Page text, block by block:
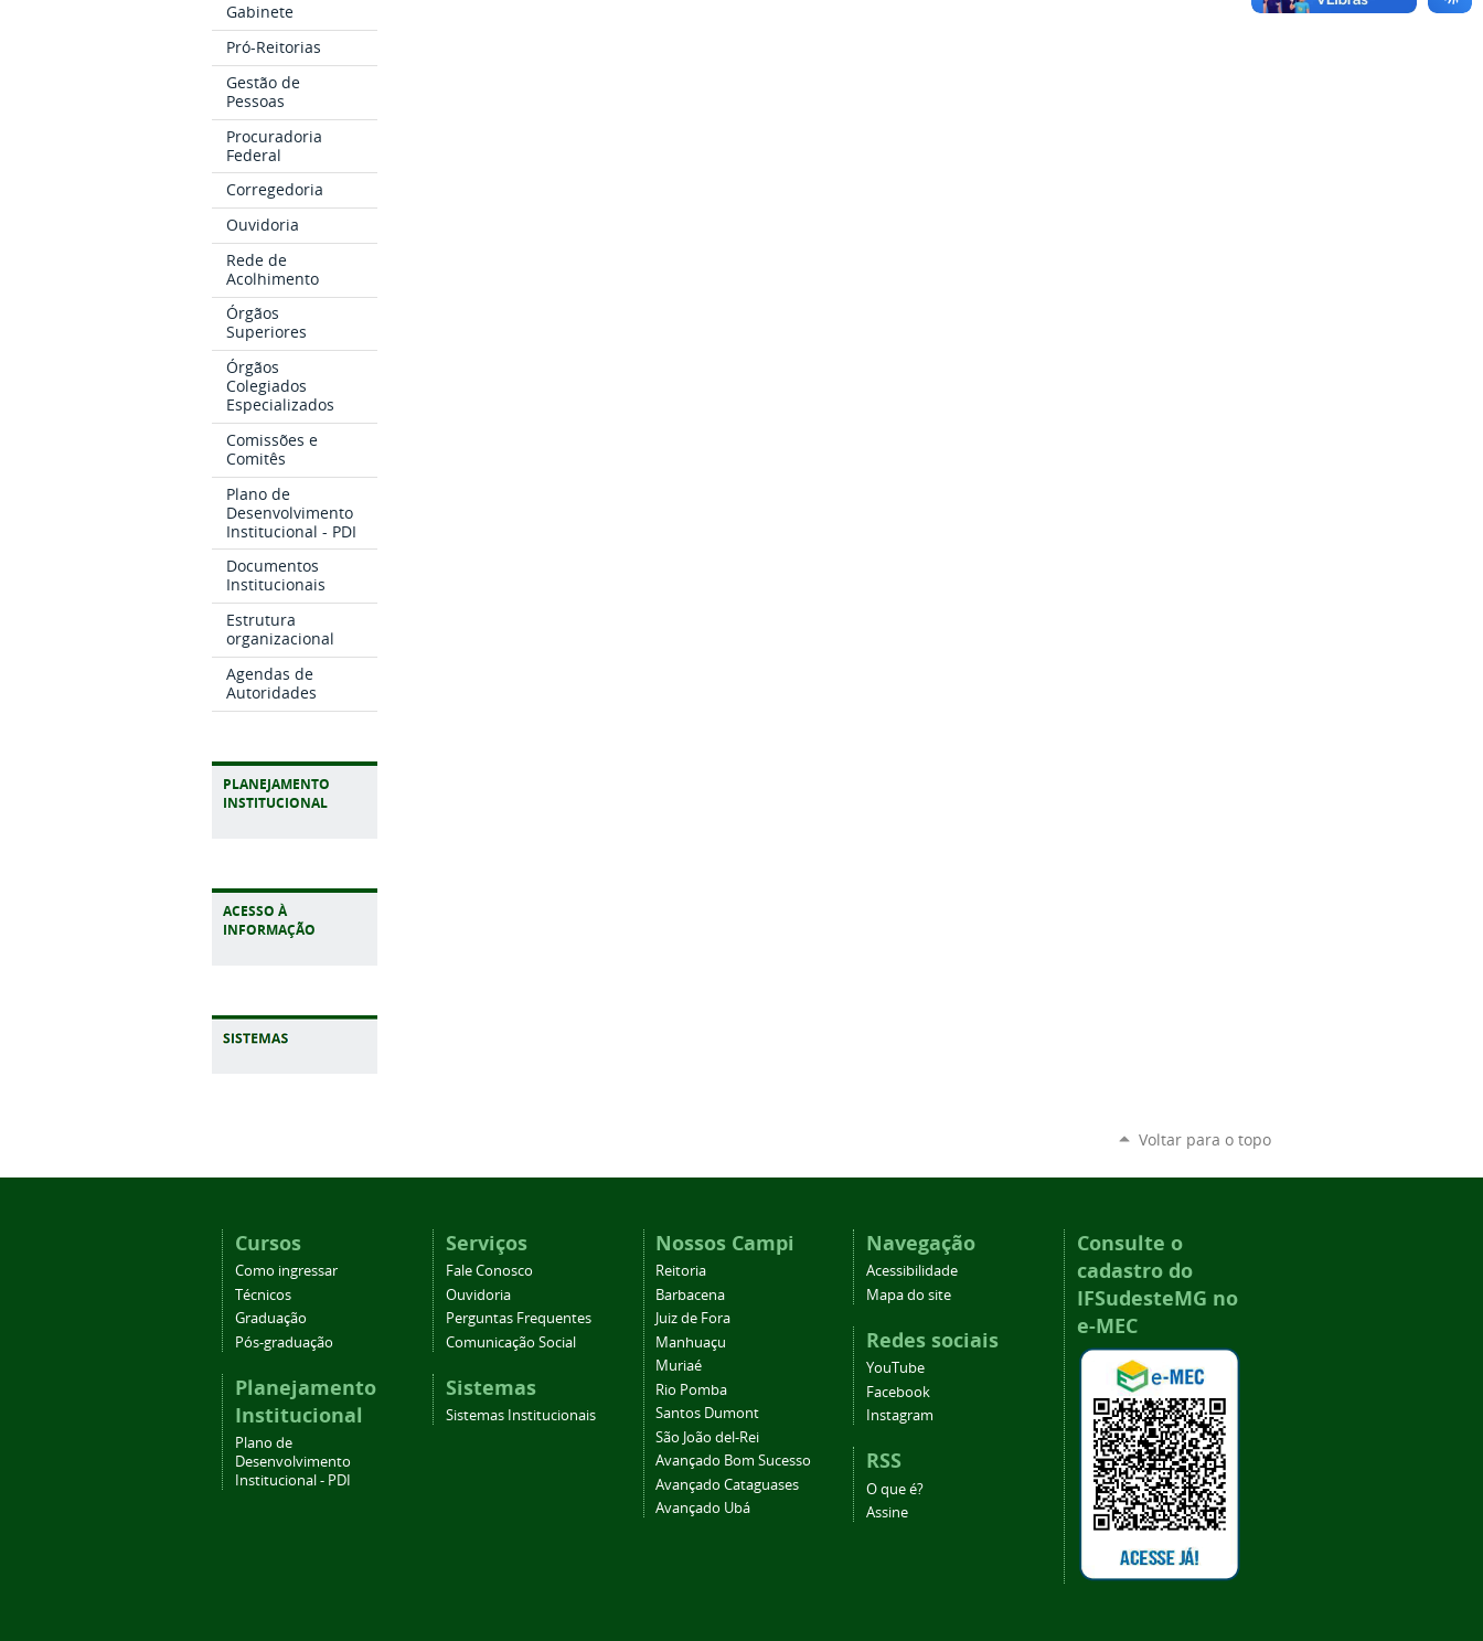
Gabinete
Pró-Reitorias
Gestão de
Pessoas
Procuradoria
Federal
Corregedoria
Ouvidoria
Rede de
Acolhimento
Órgãos
Superiores
Órgãos
Colegiados
Especializados
Comissões e
Comitês
Plano de
Desenvolvimento
Institucional - PDI
Documentos
Institucionais
Estrutura
organizacional
Agendas de
Autoridades
PLANEJAMENTO
INSTITUCIONAL
ACESSO À
INFORMAÇÃO
Voltar para o topo
Cursos
Como ingressar
Técnicos
Graduação
Pós-graduação
Planejamento
Institucional
Plano de
Desenvolvimento
Institucional - PDI
Serviços
Fale Conosco
Ouvidoria
Perguntas Frequentes
Comunicação Social
Sistemas
Sistemas Institucionais
Nossos Campi
Reitoria
Barbacena
Juiz de Fora
Manhuaçu
Muriaé
Rio Pomba
Santos Dumont
São João del-Rei
Avançado Bom Sucesso
Avançado Cataguases
Avançado Ubá
Navegação
Acessibilidade
Mapa do site
Redes sociais
YouTube
Facebook
Instagram
RSS
O que é?
Assine
Consulte o
cadastro do
IFSudesteMG no
e-MEC